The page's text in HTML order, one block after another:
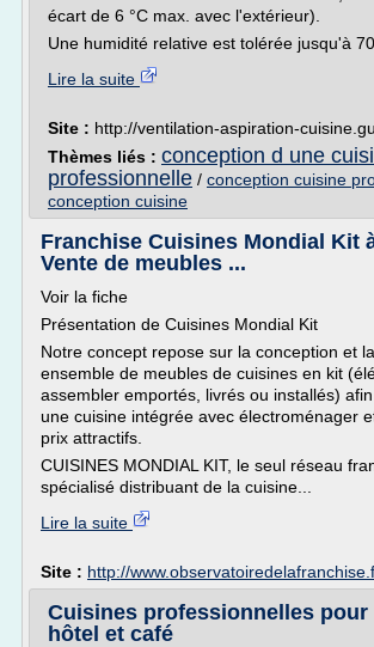
écart de 6 °C max. avec l'extérieur).
Une humidité relative est tolérée jusqu'à 70
Lire la suite
Site : http://ventilation-aspiration-
Thèmes liés : conception d une
professionnelle / conception cuisine
conception cuisine
Franchise Cuisines Mondial Kit
Vente de meubles ...
Voir la fiche
Présentation de Cuisines Mondial Kit
Notre concept repose sur la conception et
ensemble de meubles de cuisines en kit
assembler emportés, livrés ou installés)
une cuisine intégrée avec électroménager
prix attractifs.
CUISINES MONDIAL KIT, le seul réseau
spécialisé distribuant de la cuisine...
Lire la suite
Site : http://
Cuisines professionnelles pour
hôtel et café